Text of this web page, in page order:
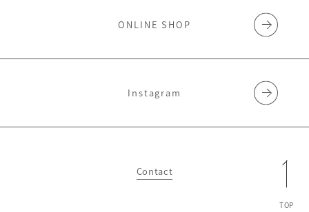
TOP
ONLINE SHOP
Instagram
Contact